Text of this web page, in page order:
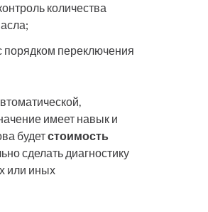
количества
переключения
имеет навык и
будетстоимость
сделать диагностику
или иных